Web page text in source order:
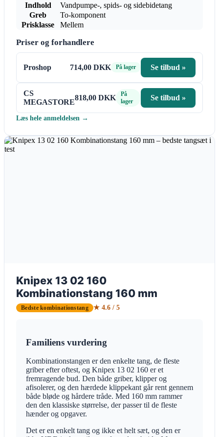
Indhold
Vandpumpe-, spids- og sidebidetang
Greb
To-komponent
Prisklasse
Mellem
Priser og forhandlere
Proshop 714,00 DKK På lager Se tilbud »
CS
MEGASTORE
818,00 DKK
På
lager
Se tilbud »
Læs hele anmeldelsen →
Knipex 13 02 160
Kombinationstang 160 mm
Bedste kombinationstang ★ 4.6 / 5
Familiens vurdering
Kombinationstangen er den enkelte tang, de fleste
griber efter oftest, og Knipex 13 02 160 er et
fremragende bud. Den både griber, klipper og
afisolerer, og den hærdede klippekant går rent gennem
både bløde og hårdere tråde. Med 160 mm rammer
den den klassiske størrelse, der passer til de fleste
hænder og opgaver.
Det er en enkelt tang og ikke et helt sæt, og den er